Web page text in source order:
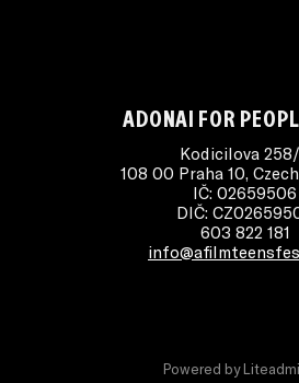
ADONAI FOR
Kodicilova
108 00 Praha 10,
IČ: 02659506
DIČ:
603 822 181
Powered by